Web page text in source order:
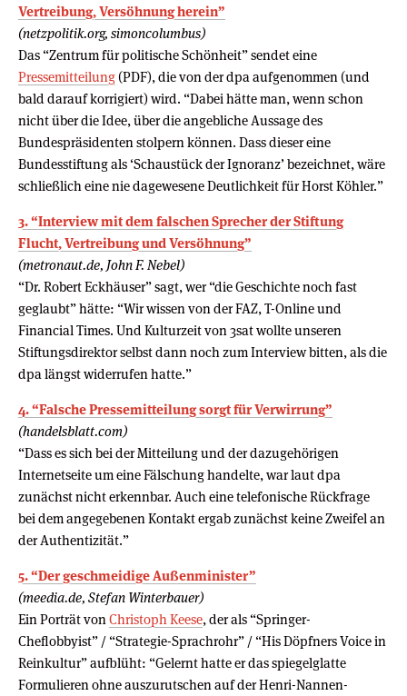
Vertreibung, Versöhnung herein”
(netzpolitik.org, simoncolumbus)
Das “Zentrum für politische Schönheit” sendet eine
Pressemitteilung (PDF), die von der dpa aufgenommen (und
bald darauf korrigiert) wird. “Dabei hätte man, wenn schon
nicht über die Idee, über die angebliche Aussage des
Bundespräsidenten stolpern können. Dass dieser eine
Bundesstiftung als ‘Schaustück der Ignoranz’ bezeichnet, wäre
schließlich eine nie dagewesene Deutlichkeit für Horst Köhler.”
3. “Interview mit dem falschen Sprecher der Stiftung
Flucht, Vertreibung und Versöhnung”
(metronaut.de, John F. Nebel)
“Dr. Robert Eckhäuser” sagt, wer “die Geschichte noch fast
geglaubt” hätte: “Wir wissen von der FAZ, T-Online und
Financial Times. Und Kulturzeit von 3sat wollte unseren
Stiftungsdirektor selbst dann noch zum Interview bitten, als die
dpa längst widerrufen hatte.”
4. “Falsche Pressemitteilung sorgt für Verwirrung”
(handelsblatt.com)
“Dass es sich bei der Mitteilung und der dazugehörigen
Internetseite um eine Fälschung handelte, war laut dpa
zunächst nicht erkennbar. Auch eine telefonische Rückfrage
bei dem angegebenen Kontakt ergab zunächst keine Zweifel an
der Authentizität.”
5. “Der geschmeidige Außenminister”
(meedia.de, Stefan Winterbauer)
Ein Porträt von Christoph Keese, der als “Springer-
Cheflobbyist” / “Strategie-Sprachrohr” / “His Döpfners Voice in
Reinkultur” aufblüht: “Gelernt hatte er das spiegelglatte
Formulieren ohne auszurutschen auf der Henri-Nannen-